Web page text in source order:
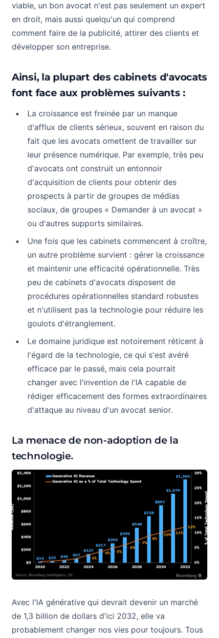
viable, un bon avocat n'est pas seulement un expert
en droit, mais aussi quelqu'un qui comprend
comment faire de la publicité, attirer des clients et
développer son entreprise.
Ainsi, la plupart des cabinets d'avocats
font face aux problèmes suivants :
La croissance est freinée par un manque
d'afflux de clients sérieux, souvent en raison du
fait que les avocats omettent de travailler sur
leur présence numérique. Par exemple, très peu
d'avocats ont construit un entonnoir
d'acquisition de clients pour obtenir des
prospects à partir de groupes de médias
sociaux, de groupes « Demander à un avocat »
ou d'autres supports similaires.
Une fois que les cabinets commencent à croître,
un autre problème survient : gérer la croissance
et maintenir une efficacité opérationnelle. Très
peu de cabinets d'avocats disposent de
procédures opérationnelles standard robustes
et n'utilisent pas la technologie pour réduire les
goulots d'étranglement.
Le domaine juridique est notoirement réticent à
l'égard de la technologie, ce qui s'est avéré
efficace par le passé, mais cela pourrait
changer avec l'invention de l'IA capable de
rédiger efficacement des formes extraordinaires
d'attaque au niveau d'un avocat senior.
La menace de non-adoption de la
technologie.
Avec l'IA générative qui devrait devenir un marché
de 1,3 billion de dollars d'ici 2032, elle va
probablement changer nos vies pour toujours. Tous